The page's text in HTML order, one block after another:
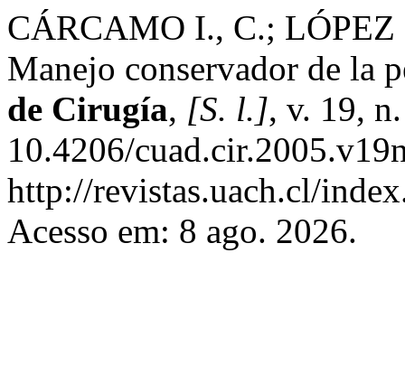
CÁRCAMO I., C.;
Manejo conservador de la
de Cirugía, [S. l.], v. 19,
10.4206/
http://revistas.uach.cl/
Acesso em: 8 ago. 2026.